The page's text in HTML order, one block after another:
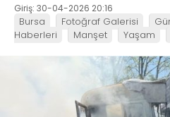
Giriş: 30-04-2026 20:16
Bursa Fotoğraf Galerisi
Haberleri
Manşet Yaşam